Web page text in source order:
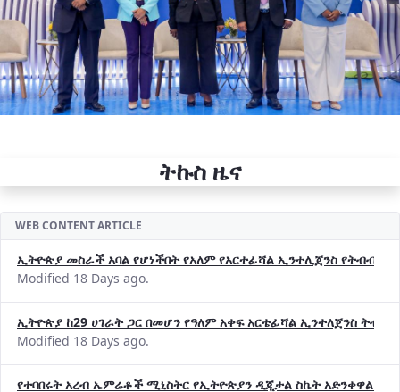
ኢትዮጵያ መስራች አባል የሆነችበት የአለም የአርተፊሻል ኢንተሊጀንስ የትብብር
Modified 18 Days ago.
ኢትዮጵያ ከ29 ሀገራት ጋር በመሆን የዓለም አቀፍ አርቴፊሻል ኢንተለጀንስ
Modified 18 Days ago.
የተባበሩት አረብ ኤምሬቶች ሚኒስትር የኢትዮጵያን ዲጂታል ስኬት አድንቀዋል
Modified 18 Days ago.